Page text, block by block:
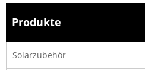
Produkte
Solarzubehör